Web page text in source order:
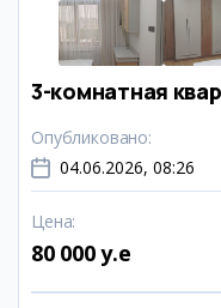
3-комнатная
Опубликовано:
04.06.2026, 08:26
Цена:
80 000 y.e